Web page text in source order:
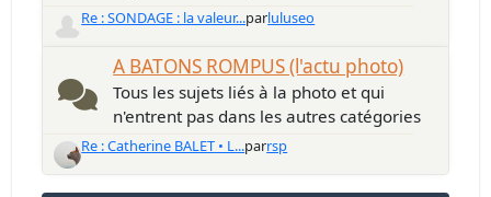
Re : SONDAGE : la valeur...parluluseo
A BATONS ROMPUS (l'actu photo)
Tous les sujets liés à la photo et qui
n'entrent pas dans les autres catégories
Re : Catherine BALET • L...parrsp